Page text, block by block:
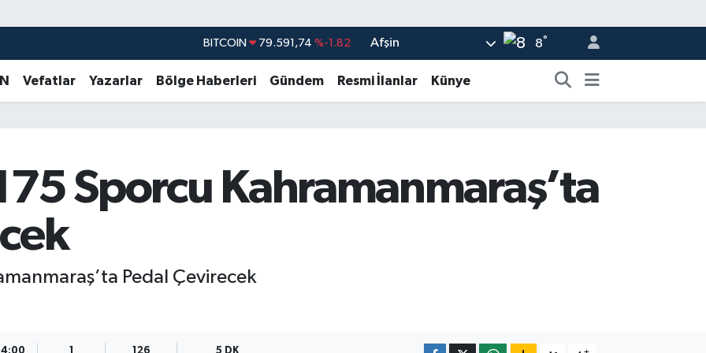
DOLAR 45,43620 %0.02
STERLİN 61,60380 %0.18
BITCOIN 79.591,74 %-1.82
Afşin 8°
Vefatlar Yazarlar Bölge Haberleri Gündem Resmi İlanlar Künye
Sporcu Kahramanmaraş’ta
Pedal Çevirecek
1 126 5 DK